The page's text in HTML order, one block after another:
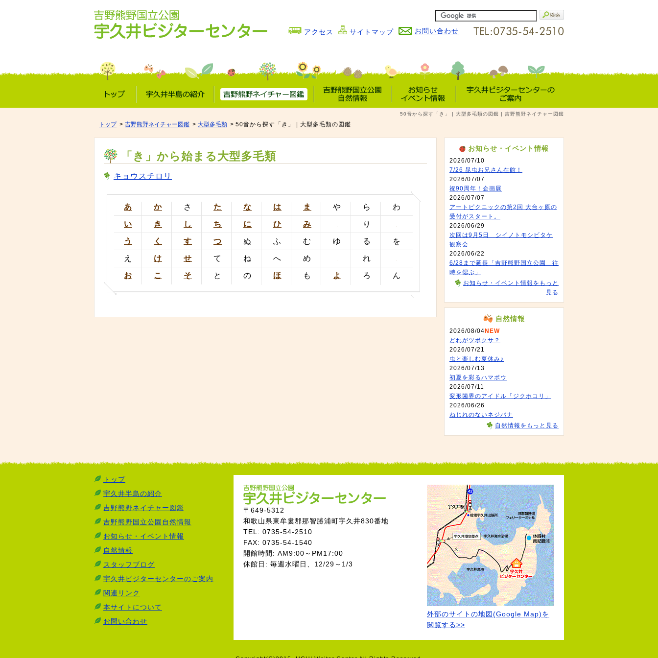
アクセス サイトマップ お問い合わせ
お知らせ
宇久井VC
50音から探す「き」 | 大型多毛類の図鑑 | 吉野熊野ネイチャー図鑑
トップ 吉野熊野ネイチャー図鑑 大型多毛類 50音から探す「き」 | 大型多毛類の図鑑
「き」から始まる大型多毛類
キョウスチロリ
あ
い
う
え
お
か
き
く
け
こ
さ
し
す
せ
そ
た
ち
つ
て
と
な
に
ぬ
ね
の
は
ひ
ふ
へ
ほ
ま
み
む
め
も
や
ゆ
よ
ら
り
る
れ
ろ
わ
を
ん
お知らせ・イベント情報
2026/07/10
7/26 昆虫お兄さん在館！
2026/07/07
祝90周年！企画展
2026/07/07
アートピクニックの第2回 大台ヶ原の
受付がスタート。
2026/06/29
次回は9月5日 シイノトモシビタケ
観察会
2026/06/22
6/28まで延長「吉野熊野国立公園 往
時を偲ぶ」
お知らせ・イベント情報をもっと
見る
自然情報
2026/08/04 NEW
どれがツボクサ？
2026/07/21
虫と楽しむ夏休み♪
2026/07/13
初夏を彩るハマボウ
2026/07/11
変形菌界のアイドル「ジクホコリ」
2026/06/26
ねじれのないネジバナ
自然情報をもっと見る
トップ
宇久井半島の紹介
吉野熊野ネイチャー図鑑
吉野熊野国立公園自然情報
お知らせ・イベント情報
自然情報
スタッフブログ
宇久井ビジターセンターのご案内
関連リンク
本サイトについて
お問い合わせ
〒649-5312
和歌山県東牟婁郡那智勝浦町宇久井830番地
TEL: 0735-54-2510
FAX: 0735-54-1540
開館時間: AM9:00～PM17:00
休館日: 毎週水曜日、12/29～1/3
外部のサイトの地図(Google Map)を
閲覧する>>